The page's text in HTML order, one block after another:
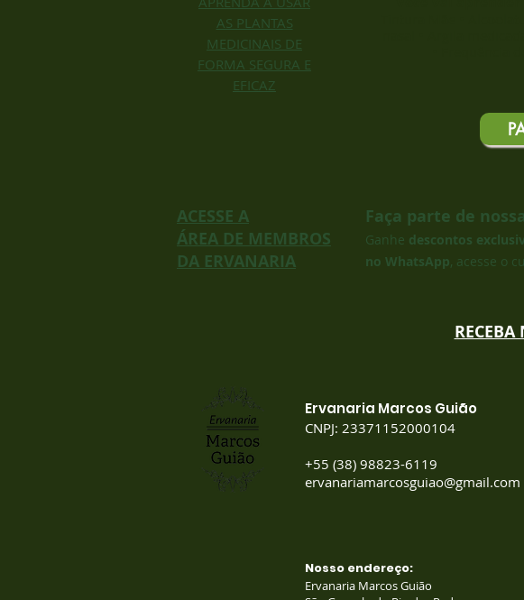
AS PLANTAS
MEDICINAIS DE
FORMA SEGURA E
EFICAZ
ACESSE A
ÁREA DE MEMBROS
DA ERVANARIA
Faça parte de
Ganhe descontos
no WhatsApp, acesse o
RECEBA
Ervanaria Marcos Guião
CNPJ: 23371152000104
+55 (38) 98823-6119
ervanariamarcosguiao@gmail.com
Nosso endereço:
Ervanaria Marcos Guião